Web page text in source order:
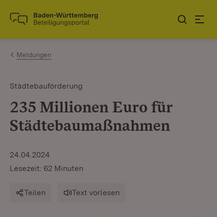
Zum Inhalt springen
Link zur Startseite
Meldungen
Städtebauförderung
235 Millionen Euro für
Städtebaumaßnahmen
24.04.2024
Lesezeit: 62 Minuten
Teilen Text vorlesen